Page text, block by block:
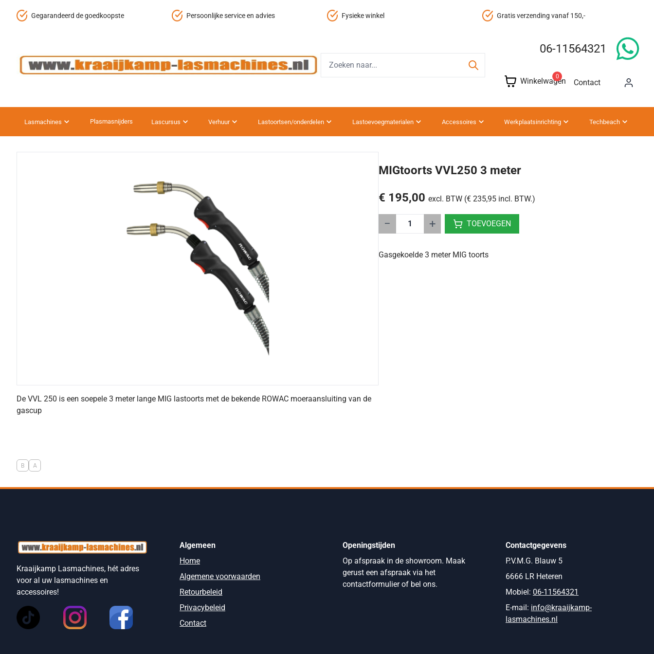
Gegarandeerd de goedkoopste Persoonlijke service en advies Fysieke winkel Gratis verzending vanaf 150,-
06-11564321
Winkelwagen
0
Contact
Lasmachines Plasmasnijders Lascursus Verhuur Lastoortsen/onderdelen Lastoevoegmaterialen Accessoires Werkplaatsinrichting Techbeach
De VVL 250 is een soepele 3 meter lange MIG lastoorts met de bekende ROWAC moeraansluiting van de
gascup
MIGtoorts VVL250 3 meter
€ 195,00excl. BTW (€ 235,95 incl. BTW.)
− + TOEVOEGEN
Gasgekoelde 3 meter MIG toorts
B A
Kraaijkamp Lasmachines, hét adres
voor al uw lasmachines en
accessoires!
Algemeen
Home
Algemene voorwaarden
Retourbeleid
Privacybeleid
Contact
Openingstijden
Op afspraak in de showroom. Maak
gerust een afspraak via het
contactformulier of bel ons.
Contactgegevens
P.V.M.G. Blauw 5
6666 LR Heteren
Mobiel: 06-11564321
E-mail: info@kraaijkamp-
lasmachines.nl